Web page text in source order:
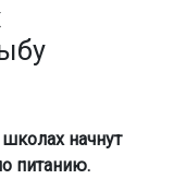
начнут
питанию.